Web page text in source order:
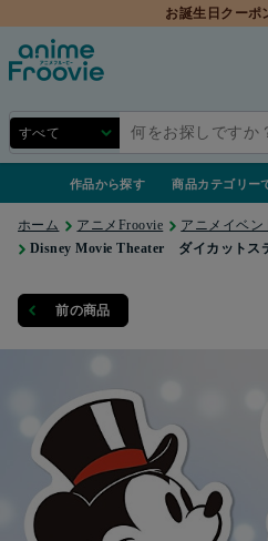
お誕生日クーポ
作品から探す 商品カテゴリー
ホーム アニメFroovie アニメイベン
Disney Movie Theater ダイカットス
前の商品